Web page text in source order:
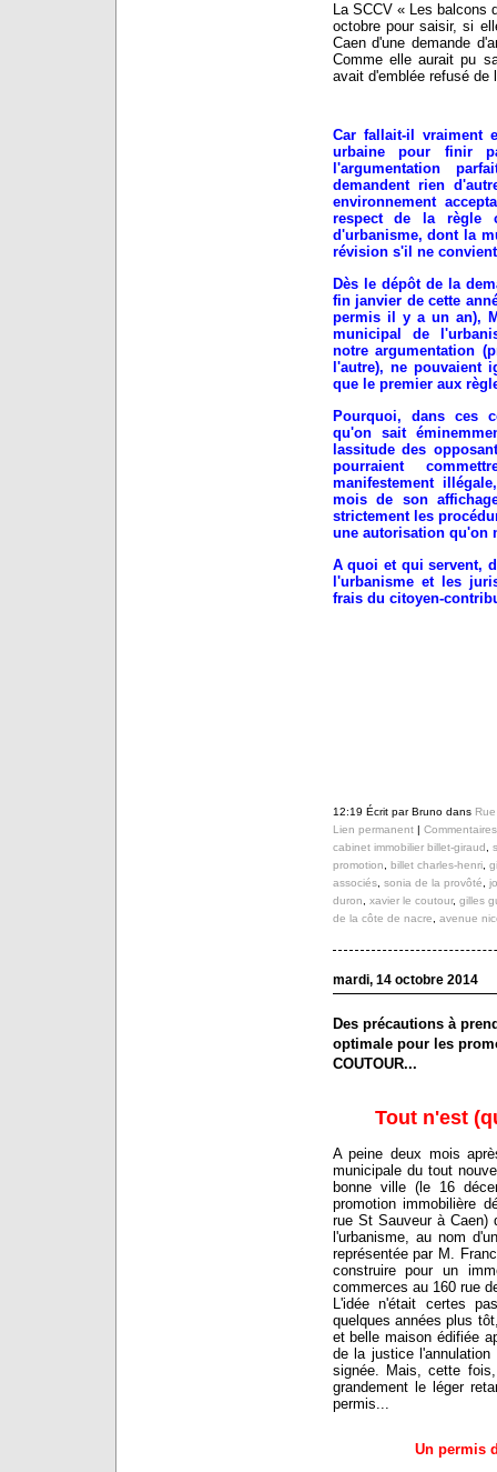
La SCCV « Les balcons
octobre pour saisir, si
Caen d'une demande
Comme elle aurait pu
avait d'emblée refusé de
Car fallait-il vraiment
urbaine pour finir
l'argumentation
demandent rien
environnement
respect de la règle
d'urbanisme, dont la
révision s'il ne
Dès le dépôt de la
fin janvier de cette
permis il y a un an),
municipal de
notre argumentation
l'autre), ne pouvaient
que le premier aux
Pourquoi, dans ces
qu'on sait
lassitude des
pourraient
manifestement
mois de son
strictement les
une autorisation qu'on
A quoi et qui servent,
l'urbanisme et les
frais du citoyen-
12:19 Écrit par Bruno dans
Lien permanent|
cabinet immobilier billet-giraud,
promotion, billet charles-henri,
associés, sonia de la provôté,
duron, xavier le coutour, gilles
de la côte de nacre, avenue
mardi, 14 octobre 2014
Des précautions à
optimale pour les
COUTOUR...
Tout n'est
A peine deux mois
municipale du tout
bonne ville (le 16
promotion immobilière
rue St Sauveur à Caen)
l'urbanisme, au nom
représentée par M.
construire pour un
commerces au 160 rue
L'idée n'était certes
quelques années plus
et belle maison édifiée
de la justice l'annulation
signée. Mais, cette
grandement le léger
permis...
Un permis